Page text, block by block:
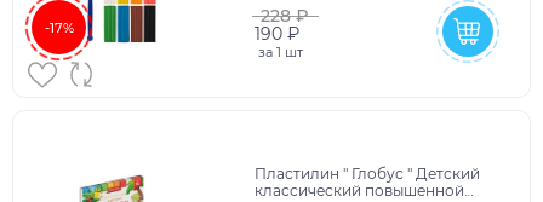
-17%
228 ₽
190 ₽
за 1 шт
Пластилин " Глобус " Детский
классический повышенной